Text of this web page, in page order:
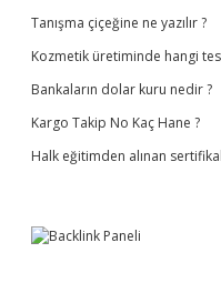
Tanışma çiçeğine ne yazılır ?
Kozmetik üretiminde hangi
Bankaların dolar kuru nedir ?
Kargo Takip No Kaç Hane ?
Halk eğitimden alınan